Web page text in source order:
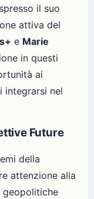
il suo
attiva del
e Marie
in questi
ai
integrarsi nel
Future
della
attenzione alla
geopolitiche